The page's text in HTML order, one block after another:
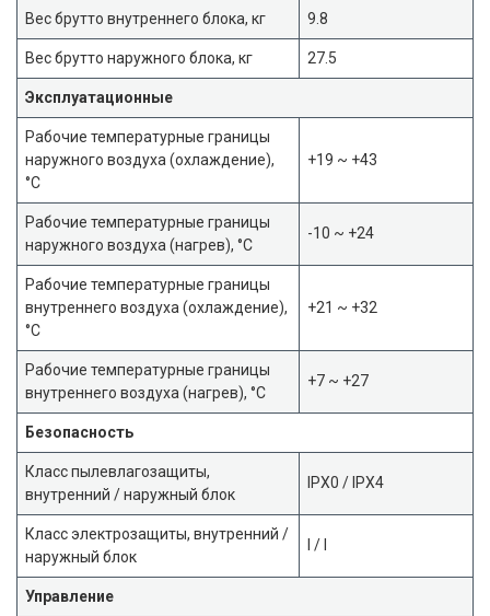
Вес брутто внутреннего блока, кг 9.8
Вес брутто наружного блока, кг 27.5
Эксплуатационные
Рабочие температурные границы
наружного воздуха (охлаждение),
°C
+19 ~ +43
Рабочие температурные границы
наружного воздуха (нагрев), °C
-10 ~ +24
Рабочие температурные границы
внутреннего воздуха (охлаждение),
°C
+21 ~ +32
Рабочие температурные границы
внутреннего воздуха (нагрев), °C
+7 ~ +27
Безопасность
Класс пылевлагозащиты,
внутренний / наружный блок
IPX0 / IPX4
Класс электрозащиты, внутренний /
наружный блок
I / I
Управление